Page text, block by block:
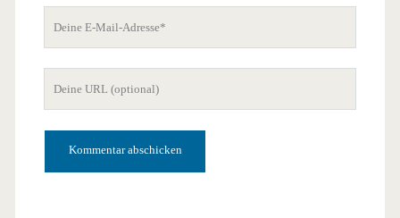
Adresse